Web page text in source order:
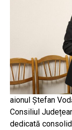
aionul Ștefan
Consiliul
dedicată